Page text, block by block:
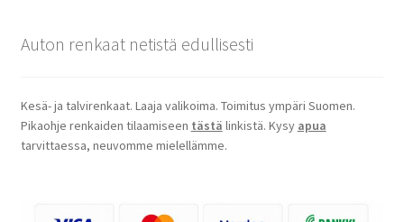
Auton renkaat netistä edullisesti
Kesä- ja talvirenkaat. Laaja valikoima. Toimitus ympäri Suomen.
Pikaohje renkaiden tilaamiseen tästä linkistä. Kysy apua
tarvittaessa, neuvomme mielellämme.